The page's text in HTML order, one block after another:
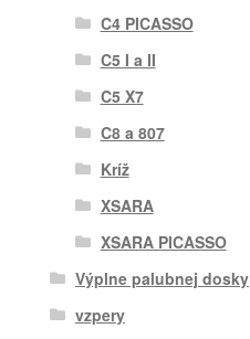
C4 PICASSO
C5 I a II
C5 X7
C8 a 807
Kríž
XSARA
XSARA PICASSO
Výplne palubnej dosky
vzpery